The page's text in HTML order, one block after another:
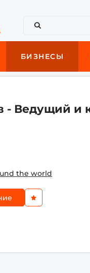
БИЗНЕСЫ
Ведущий и
the world